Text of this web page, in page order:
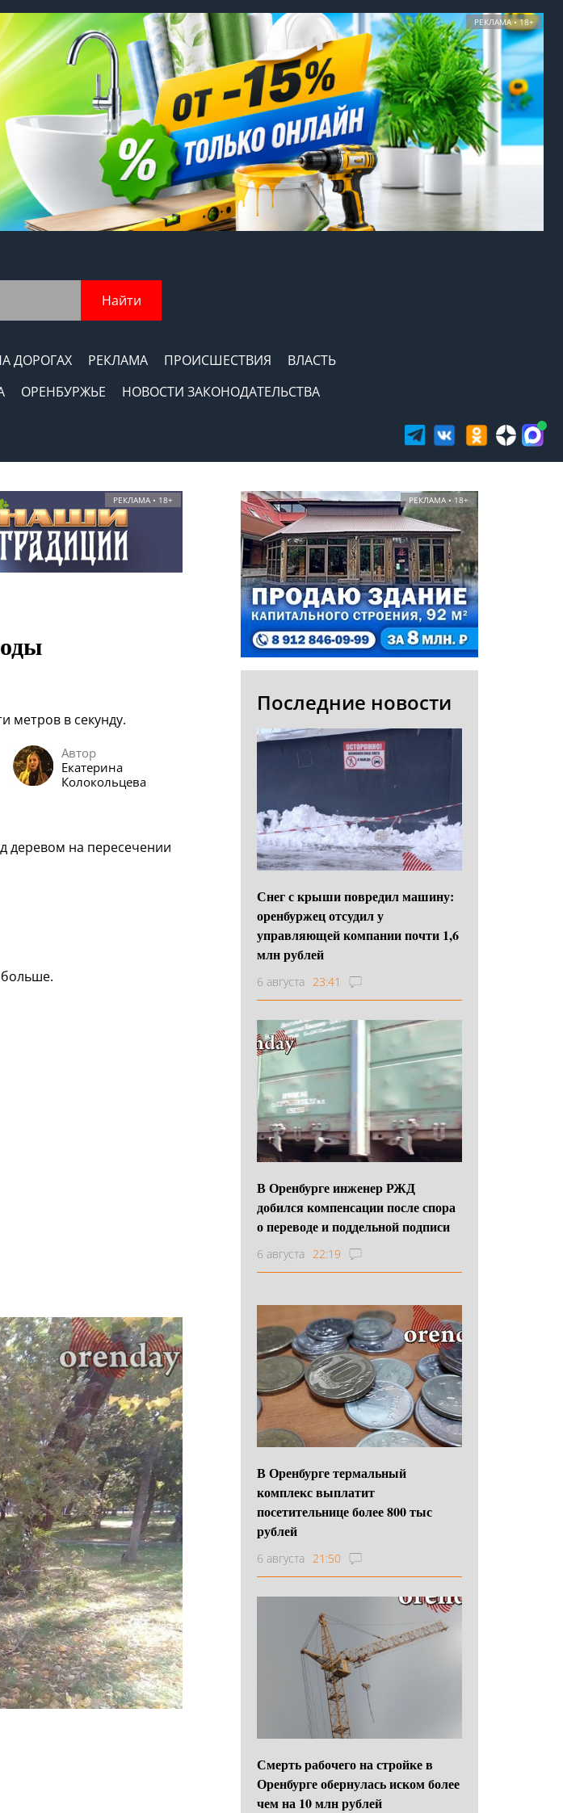
РЕКЛАМА • 18+
Найти
ДОРОГАХ РЕКЛАМА ПРОИСШЕСТВИЯ
ВЛАСТЬ
ОРЕНБУРЖЬЕ
НОВОСТИ ЗАКОНОДАТЕЛЬСТВА
РЕКЛАМА • 18+
метров в секунду.
Автор
Екатерина
Колокольцева
деревом на пересечении
РЕКЛАМА • 18+
Последние новости
Снег с крыши повредил машину:
оренбуржец отсудил у
управляющей компании почти 1,6
млн рублей
6 августа 23:41
В Оренбурге инженер РЖД
добился компенсации после спора
о переводе и поддельной подписи
6 августа 22:19
В Оренбурге термальный
комплекс выплатит
посетительнице более 800 тыс
рублей
6 августа 21:50
Смерть рабочего на стройке в
Оренбурге обернулась иском более
чем на 10 млн рублей